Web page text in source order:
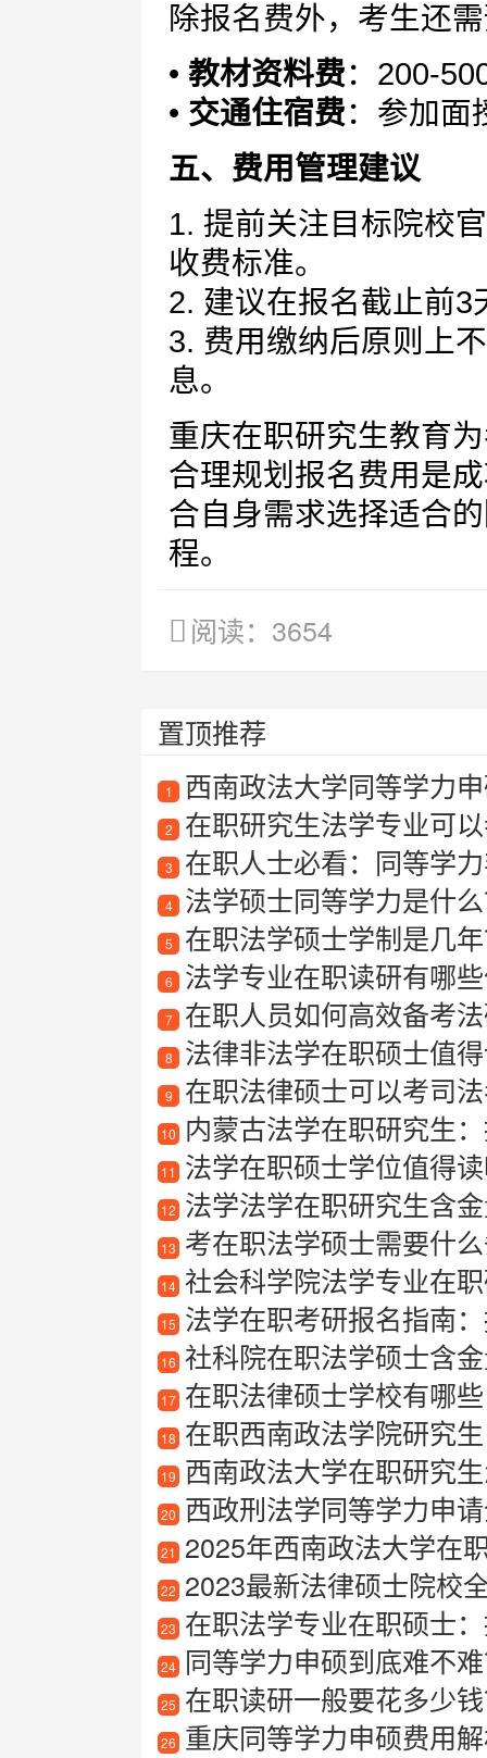
除报名费外，考生还
• 教材资料费：200-
• 交通住宿费：参加面
五、费用管理建议
1. 提前关注目标院校
收费标准。
2. 建议在报名截止前
3. 费用缴纳后原则上
息。
重庆在职研究生教育
合理规划报名费用是
合自身需求选择适合
程。
阅读：3654
置顶推荐
1 西南政法大学同等学力
2 在职研究生法学专业可
3 在职人士必看：同等学
4 法学硕士同等学力是什
5 在职法学硕士学制是几
6 法学专业在职读研有哪
7 在职人员如何高效备考
8 法律非法学在职硕士值
9 在职法律硕士可以考司
10 内蒙古法学在职研究生
11 法学在职硕士学位值得
12 法学法学在职研究生含
13 考在职法学硕士需要什
14 社会科学院法学专业在
15 法学在职考研报名指南
16 社科院在职法学硕士含
17 在职法律硕士学校有哪些
18 在职西南政法学院研究生
19 西南政法大学在职研究
20 西政刑法学同等学力申请全攻
21 2025年西南政法大学在
22 2023最新法律硕士院校
23 在职法学专业在职硕士：
24 同等学力申硕到底难不
25 在职读研一般要花多少
26 重庆同等学力申硕费用